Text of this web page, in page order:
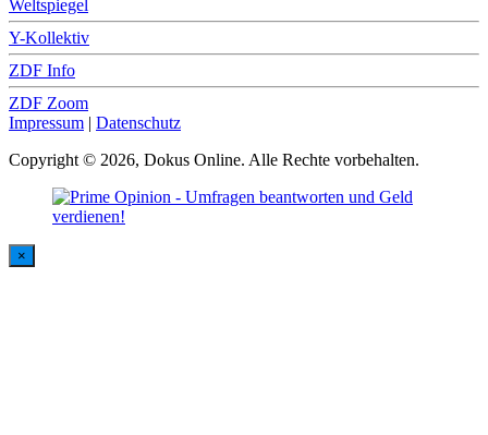
Weltspiegel
Y-Kollektiv
ZDF Info
ZDF Zoom
Impressum | Datenschutz
Copyright © 2026, Dokus Online. Alle Rechte vorbehalten.
×